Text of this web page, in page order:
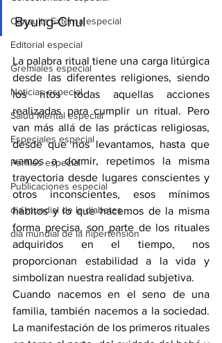
Consulta Externa especial
Editorial especial
Gremiales especial
Noticias especial
Salud Mental especial
Especiales especial
Perfiles especial
Publicaciones especial
dia mundial de la diabetes
dia mundial de la hipertension
Byung-Chul
La palabra ritual tiene una carga litúrgica
desde las diferentes religiones, siendo
los ritos todas aquellas acciones
realizadas para cumplir un ritual. Pero
van más allá de las prácticas religiosas,
desde que nos levantamos, hasta que
vamos a dormir, repetimos la misma
trayectoria desde lugares conscientes y
otros inconscientes, esos mínimos
hábitos y lo que hacemos de la misma
forma precisa, son parte de los rituales
adquiridos en el tiempo, nos
proporcionan estabilidad a la vida y
simbolizan nuestra realidad subjetiva.
Cuando nacemos en el seno de una
familia, también nacemos a la sociedad.
La manifestación de los primeros rituales